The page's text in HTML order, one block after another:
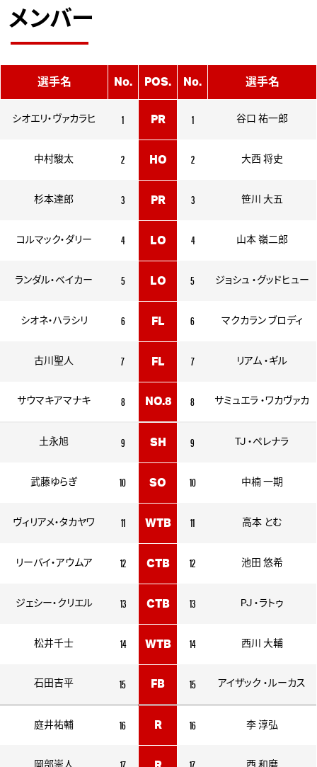
メンバー
選手名 No. POS. No. 選手名
シオエリ・ヴァカラヒ 1 PR 1 谷口 祐一郎
中村駿太 2 HO 2 大西 将史
杉本達郎 3 PR 3 笹川 大五
コルマック・ダリー 4 LO 4 山本 嶺二郎
ランダル・ベイカー 5 LO 5 ジョシュ ・グッドヒュー
シオネ・ハラシリ 6 FL 6 マクカラン ブロディ
古川聖人 7 FL 7 リアム ・ギル
サウマキアマナキ 8 NO.8 8 サミュエラ ・ワカヴァカ
土永旭 9 SH 9 TJ ・ペレナラ
武藤ゆらぎ 10 SO 10 中楠 一期
ヴィリアメ・タカヤワ 11 WTB 11 高本 とむ
リーバイ・アウムア 12 CTB 12 池田 悠希
ジェシー・クリエル 13 CTB 13 PJ ・ラトゥ
松井千士 14 WTB 14 西川 大輔
石田吉平 15 FB 15 アイザック ・ルーカス
庭井祐輔 16 R 16 李 淳弘
岡部崇人 西 和磨